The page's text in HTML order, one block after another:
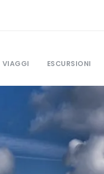
VIAGGI ESCURSIONI